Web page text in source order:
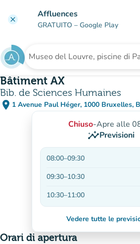
clear Affluences
GRATUITO – Google Play
Cerca una struttura
Bâtiment AX
Bib. de Sciences Humaines
place 1 Avenue Paul Héger, 1000 Bruxelles,
(apri in Google
(nuova scheda)
Chiuso-Apre alle
insightsPrevisioni
08:00–09:30
09:30–10:30
10:30–11:00
Vedere tutte le
Orari di apertura